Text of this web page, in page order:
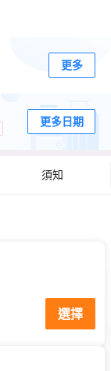
更多
更多日期
須知
選擇